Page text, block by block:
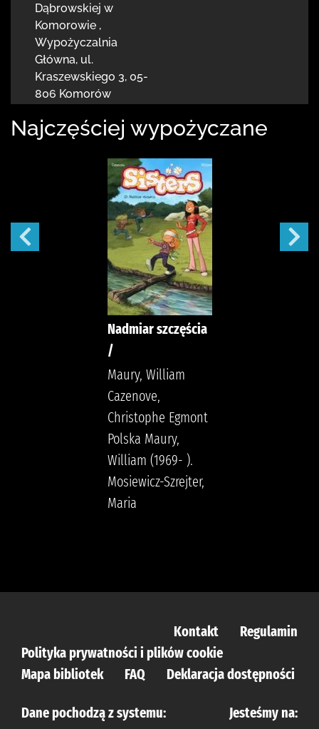
Dąbrowskiej w
Komorowie ,
Wypożyczalnia
Główna, ul.
Kraszewskiego 3, 05-
806 Komorów
Najczęściej wypożyczane
Nadmiar szczęścia
/
Maury, William
Cazenove,
Christophe Egmont
Polska Maury,
William (1969- ).
Mosiewicz-Szrejter,
Maria
Kontakt
Regulamin
Polityka prywatności i plików cookie
Mapa bibliotek
FAQ Deklaracja dostępności
Dane pochodzą z systemu: Jesteśmy na: